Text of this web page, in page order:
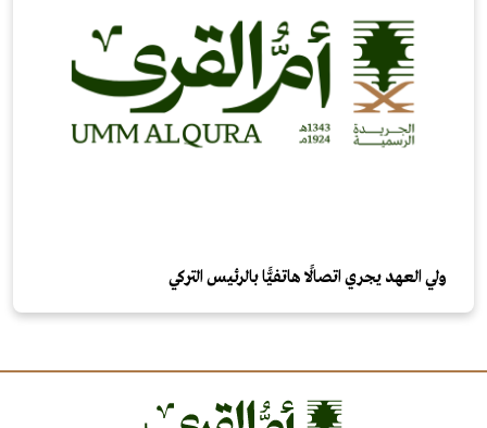
ولي العهد يجري اتصالًا هاتفيًّا بالرئيس التركي